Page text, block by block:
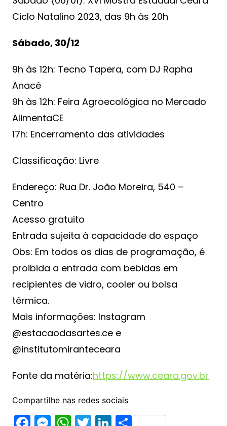
Ciclo Natalino 2023, das 9h às 20h
Sábado, 30/12
9h às 12h: Tecno Tapera, com DJ Rapha
Anacé
9h às 12h: Feira Agroecológica no Mercado
AlimentaCE
17h: Encerramento das atividades
Classificação: Livre
Endereço: Rua Dr. João Moreira, 540 –
Centro
Acesso gratuito
Entrada sujeita à capacidade do espaço
Obs: Em todos os dias de programação, é
proibida a entrada com bebidas em
recipientes de vidro, cooler ou bolsa
térmica.
Mais informações: Instagram
@estacaodasartes.ce e
@institutomiranteceara
Fonte da matéria:https://www.ceara.gov.br
Compartilhe nas redes sociais